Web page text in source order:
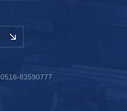
0516-83590777